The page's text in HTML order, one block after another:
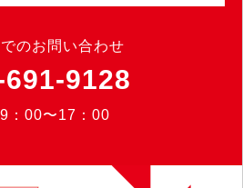
のお問い合わせ
9128
：00〜17：00